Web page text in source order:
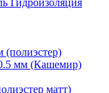
Гидроизоляция
(полиэстер)
мм (Кашемир)
матт)